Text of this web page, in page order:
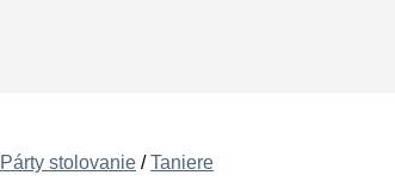
Párty stolovanie / Taniere